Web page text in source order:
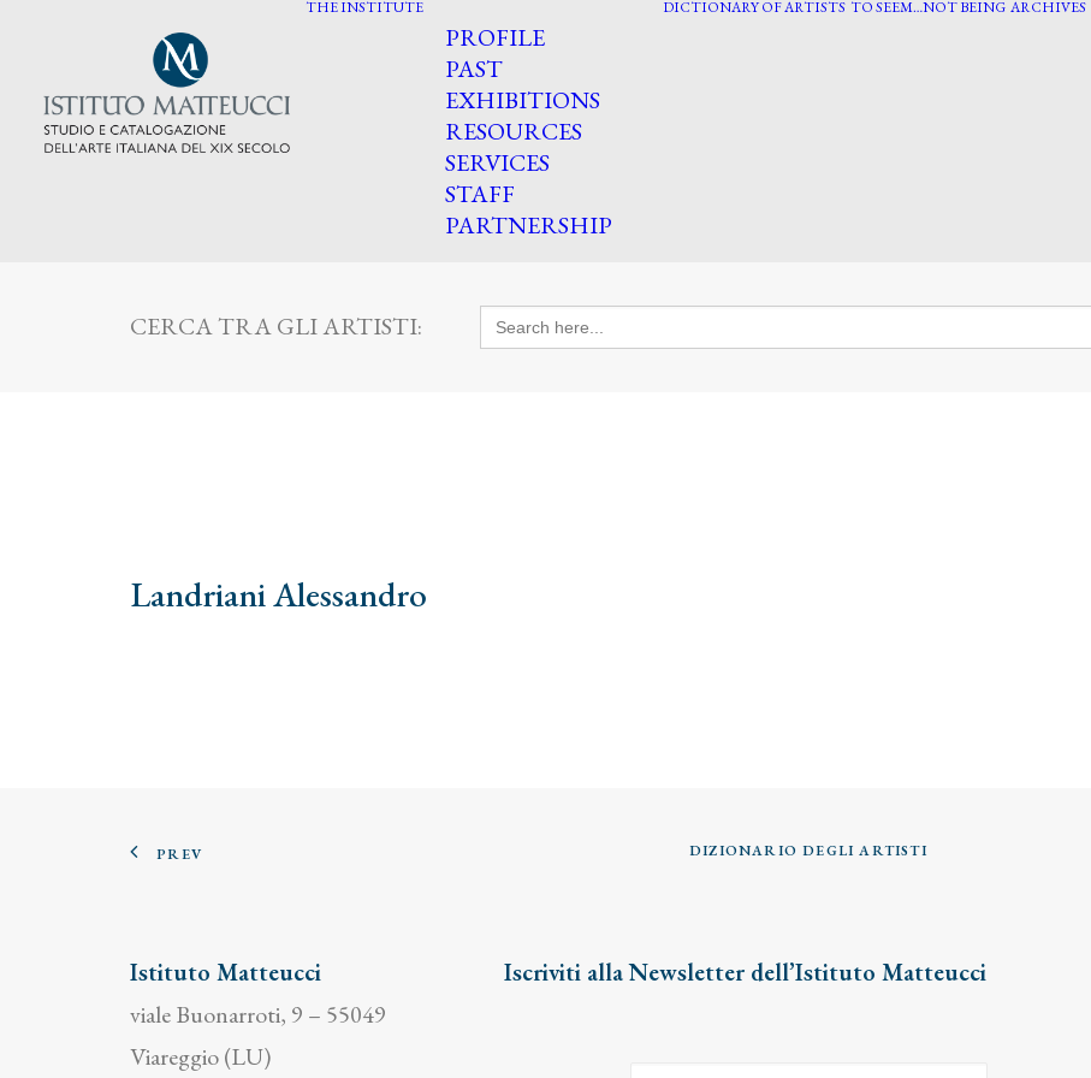
THE INSTITUTE
PROFILE
PAST
EXHIBITIONS
RESOURCES
SERVICES
STAFF
PARTNERSHIP
DICTIONARY OF ARTISTS TO SEEM…NOT BEING ARCHIVES
CERCA TRA GLI ARTISTI: Search
for:
Landriani Alessandro
PREV DIZIONARIO DEGLI ARTISTI
Istituto Matteucci
viale Buonarroti, 9 – 55049
Viareggio (LU)
Iscriviti alla Newsletter dell’Istituto Matteucci